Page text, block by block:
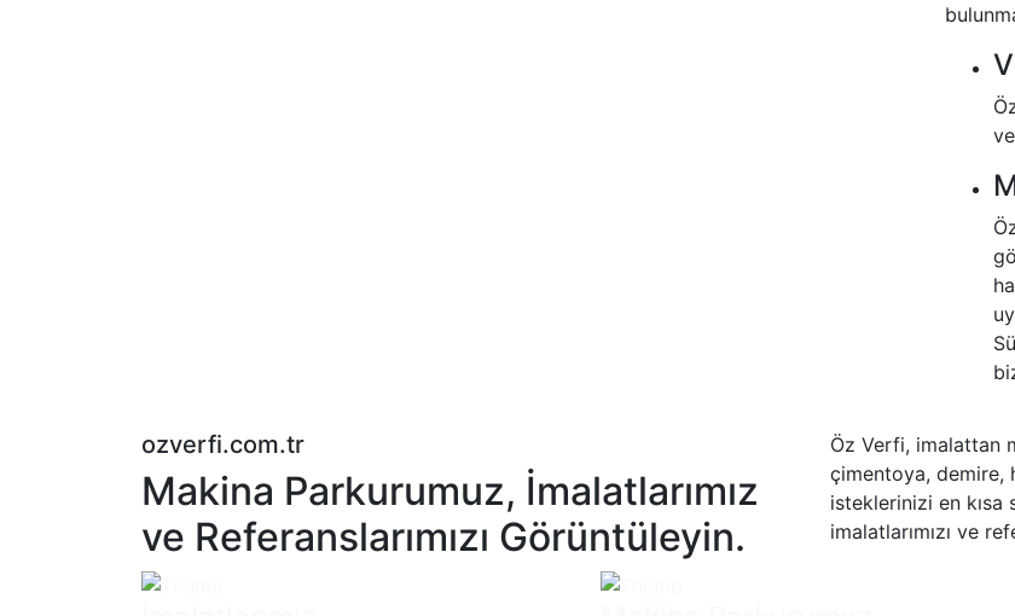
ozverfi.com.tr
Makina Parkurumuz, İmalatlarımız
ve Referanslarımızı Görüntüleyin.
Öz Verfi, imalattan
çimentoya, demire,
isteklerinizi en kısa
imalatlarımızı ve